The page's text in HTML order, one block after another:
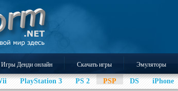
Игры Денди онлайн Скачать игры Эмуляторы
PlayStation 3 PS 2 PSP DS iPhone